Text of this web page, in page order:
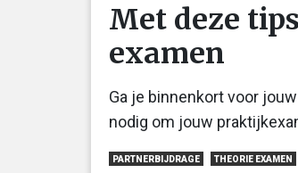
Met deze
examen
Ga je binnenkort voor
nodig om jouw
PARTNERBIJDRAGE THEORIE EXAMEN